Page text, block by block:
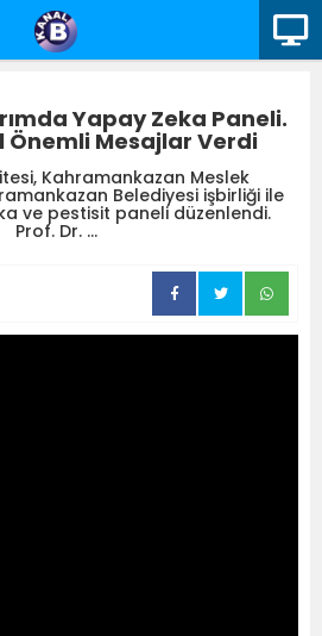
Yapay Zeka Paneli.
Önemli Mesajlar Verdi
Kahramankazan Meslek
Belediyesi işbirliği ile
ve pestisit paneli düzenlendi.
Prof. Dr. ...